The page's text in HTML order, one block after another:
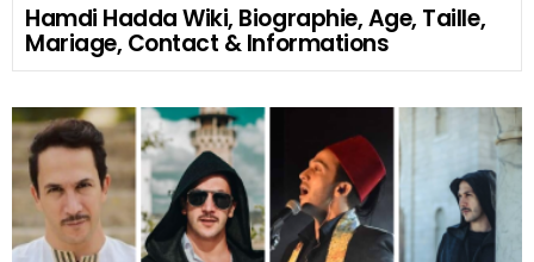
Hamdi Hadda Wiki, Biographie, Age, Taille,
Mariage, Contact & Informations